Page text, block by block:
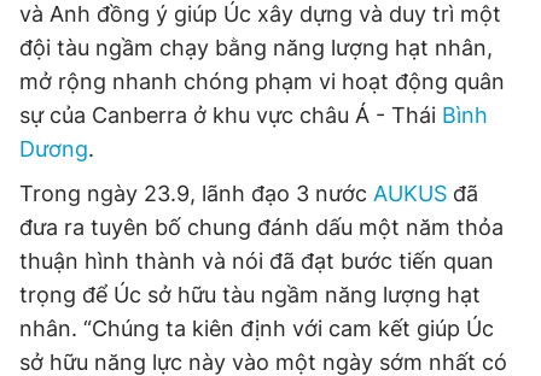
và Anh đồng ý giúp Úc xây dựng và duy trì một
đội tàu ngầm chạy bằng năng lượng hạt nhân,
mở rộng nhanh chóng phạm vi hoạt động quân
sự của Canberra ở khu vực châu Á - Thái Bình
Dương.
Trong ngày 23.9, lãnh đạo 3 nước AUKUS đã
đưa ra tuyên bố chung đánh dấu một năm thỏa
thuận hình thành và nói đã đạt bước tiến quan
trọng để Úc sở hữu tàu ngầm năng lượng hạt
nhân. “Chúng ta kiên định với cam kết giúp Úc
sở hữu năng lực này vào một ngày sớm nhất có